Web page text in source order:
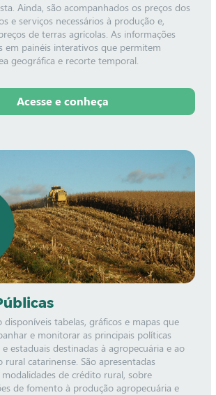
Ainda, são acompanhados os preços dos
e serviços necessários à produção e,
de terras agrícolas. As informações
em painéis interativos que permitem
geográfica e recorte temporal.
Acesse e conheça
disponíveis tabelas, gráficos e mapas que
e monitorar as principais políticas
estaduais destinadas à agropecuária e ao
catarinense. São apresentadas
de crédito rural, sobre
de fomento à produção agropecuária e